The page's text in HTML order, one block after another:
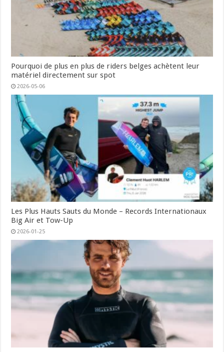
Pourquoi de plus en plus de riders belges achètent leur
matériel directement sur spot
2026-05-06
Les Plus Hauts Sauts du Monde – Records Internationaux
Big Air et Tow-Up
2026-01-25